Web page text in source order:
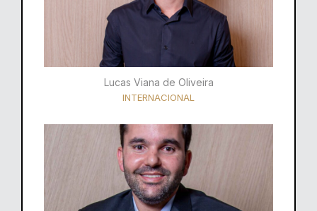
Lucas Viana de Oliveira
INTERNACIONAL